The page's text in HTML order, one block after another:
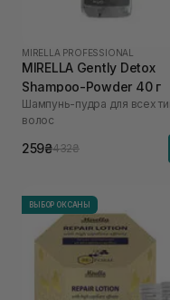
MIRELLA PROFESSIONAL
MIRELLA Gently Detox
Shampoo-Powder 40 г
Шампунь-пудра для всех
волос
259₴432₴
ВЫБОР ОКСАНЫ